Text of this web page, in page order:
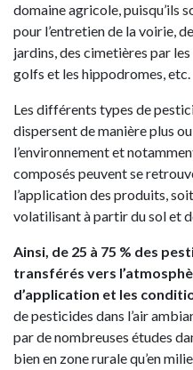
domaine agricole, puisqu’ils
pour l’entretien de la voirie,
jardins, des cimetières par
golfs et les hippodromes, etc.
Les différents types de
dispersent de manière plus
l’environnement et
composés peuvent se
l’application des produits,
volatilisant à partir du sol et
Ainsi, de 25 à 75 % des
transférés vers
d’application et les
de pesticides dans l’air
par de nombreuses études
bien en zone rurale qu’en